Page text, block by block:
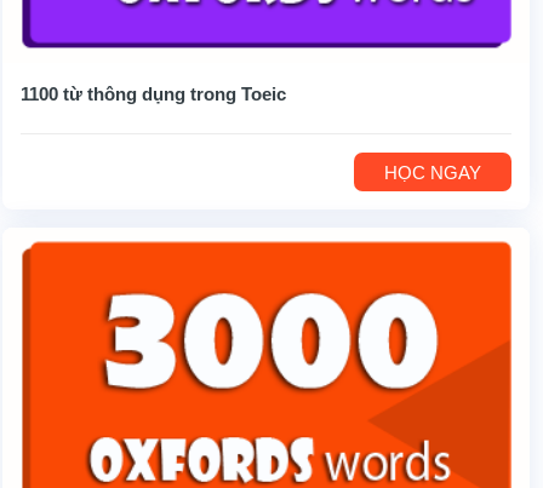
1100 từ thông dụng trong Toeic
HỌC NGAY